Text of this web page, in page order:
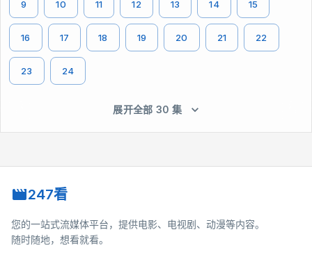
9 10 11 12 13 14 15
16 17 18 19 20 21 22
23 24
展开全部 30 集
247看
您的一站式流媒体平台，提供电影、电视剧、动漫等内容。
随时随地，想看就看。